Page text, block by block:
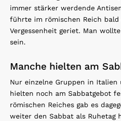
immer stärker werdende
führte im römischen Reich
Vergessenheit geriet. Man
sein.
Manche hielten am
Nur einzelne Gruppen in
hielten noch am Sabbatgebot
römischen Reiches gab es
weiter den Sabbat als Ruhetag